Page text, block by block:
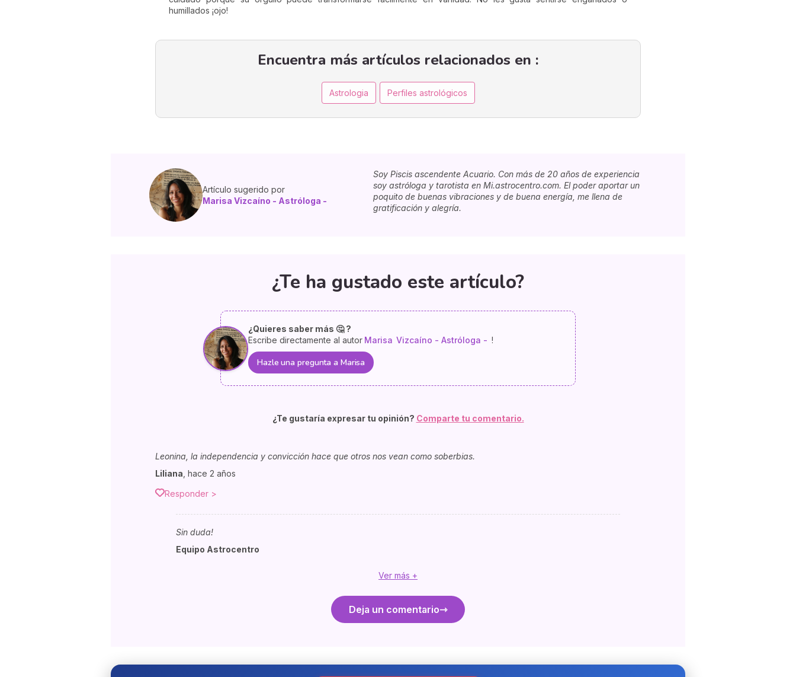
humillados ¡ojo!
Encuentra más artículos relacionados en :
Astrologia Perfiles astrológicos
Artículo sugerido por
Marisa Vizcaíno - Astróloga -
Soy Piscis ascendente Acuario. Con más de 20 años de experiencia
soy astróloga y tarotista en Mi.astrocentro.com. El poder aportar un
poquito de buenas vibraciones y de buena energía, me llena de
gratificación y alegría.
¿Te ha gustado este artículo?
¿Quieres saber más 🤔 ?
Escribe directamente al autor Marisa Vizcaíno - Astróloga - !
Hazle una pregunta a Marisa
¿Te gustaría expresar tu opinión? Comparte tu comentario.
Leonina, la independencia y convicción hace que otros nos vean como soberbias.
Liliana hace 2 años
Responder >
Sin duda!
Equipo Astrocentro
Ver más +
Deja un comentario